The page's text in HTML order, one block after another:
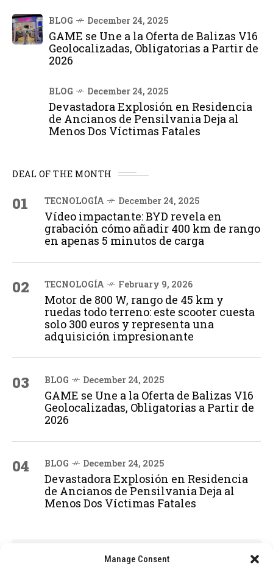
Manage Consent
BLOG December 24, 2025
GAME se Une a la Oferta de Balizas V16
Geolocalizadas, Obligatorias a Partir de
2026
BLOG December 24, 2025
Devastadora Explosión en Residencia
de Ancianos de Pensilvania Deja al
Menos Dos Víctimas Fatales
DEAL OF THE MONTH
01 TECNOLOGÍA December 24, 2025
Vídeo impactante: BYD revela en
grabación cómo añadir 400 km de rango
en apenas 5 minutos de carga
02 TECNOLOGÍA February 9, 2026
Motor de 800 W, rango de 45 km y
ruedas todo terreno: este scooter cuesta
solo 300 euros y representa una
adquisición impresionante
03 BLOG December 24, 2025
GAME se Une a la Oferta de Balizas V16
Geolocalizadas, Obligatorias a Partir de
2026
04 BLOG December 24, 2025
Devastadora Explosión en Residencia
de Ancianos de Pensilvania Deja al
Menos Dos Víctimas Fatales